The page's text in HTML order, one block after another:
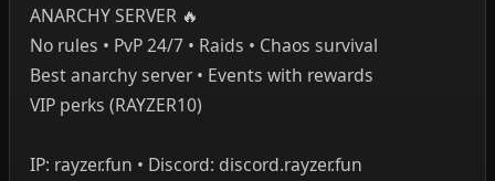
ANARCHY SERVER 🔥
No rules • PvP 24/7 • Raids • Chaos survival
Best anarchy server • Events with rewards
VIP perks (RAYZER10)
IP: rayzer.fun • Discord: discord.rayzer.fun